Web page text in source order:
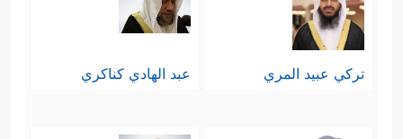
تركي عبيد المري عبد الهادي كناكري